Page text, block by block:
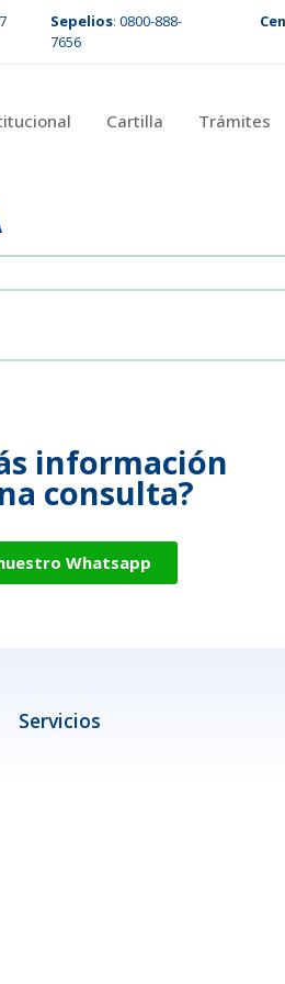
Sepelios: 0800-888-
7656
Cartilla Trámites
información
consulta?
Whatsapp
Servicios